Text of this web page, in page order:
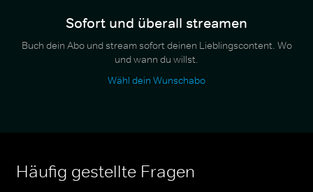
Sofort und überall streamen
Buch dein Abo und stream sofort deinen Lieblingscontent. Wo
und wann du willst.
Wähl dein Wunschabo
Häufig gestellte Fragen